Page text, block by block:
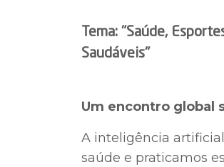
Tema: "Saúde,
Saudáveis"
Um encontro global
A inteligência
saúde e praticamos